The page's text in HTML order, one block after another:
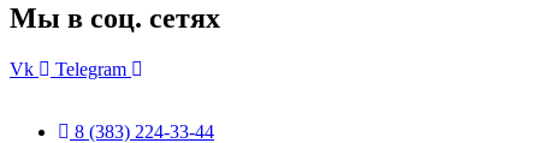
Мы в соц. сетях
Vk Telegram
8 (383) 224-33-44